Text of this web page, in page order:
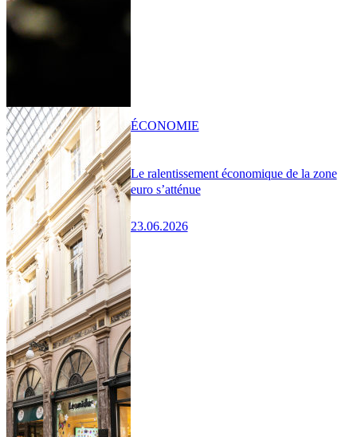
Le ralentissement économique de la zone
euro s’atténue
23.06.2026
ÉCONOMIE